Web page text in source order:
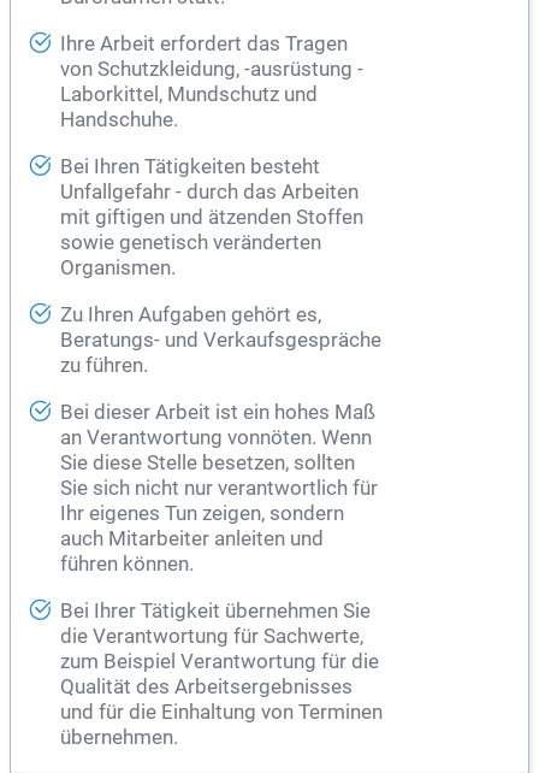
Ihre Arbeit erfordert das Tragen
von Schutzkleidung, -ausrüstung -
Laborkittel, Mundschutz und
Handschuhe.
Bei Ihren Tätigkeiten besteht
Unfallgefahr - durch das Arbeiten
mit giftigen und ätzenden Stoffen
sowie genetisch veränderten
Organismen.
Zu Ihren Aufgaben gehört es,
Beratungs- und Verkaufsgespräche
zu führen.
Bei dieser Arbeit ist ein hohes Maß
an Verantwortung vonnöten. Wenn
Sie diese Stelle besetzen, sollten
Sie sich nicht nur verantwortlich für
Ihr eigenes Tun zeigen, sondern
auch Mitarbeiter anleiten und
führen können.
Bei Ihrer Tätigkeit übernehmen Sie
die Verantwortung für Sachwerte,
zum Beispiel Verantwortung für die
Qualität des Arbeitsergebnisses
und für die Einhaltung von Terminen
übernehmen.